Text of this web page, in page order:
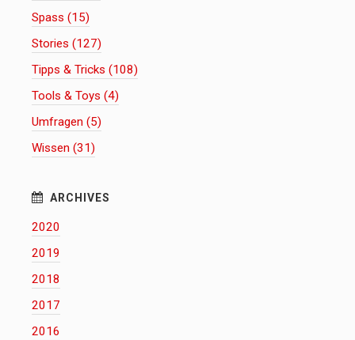
Spass (15)
Stories (127)
Tipps & Tricks (108)
Tools & Toys (4)
Umfragen (5)
Wissen (31)
2020
2019
2018
2017
2016